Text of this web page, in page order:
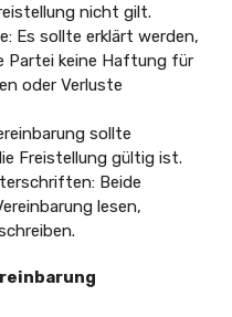
nicht gilt.
Es sollte erklärt werden,
Partei keine Haftung für
oder Verluste
sollte
Freistellung gültig ist.
Beide
lesen,